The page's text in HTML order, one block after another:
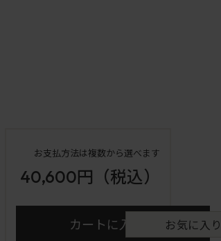
お支払方法は複数から選べます
40,600円 （税込）
カートに入れる お気に入